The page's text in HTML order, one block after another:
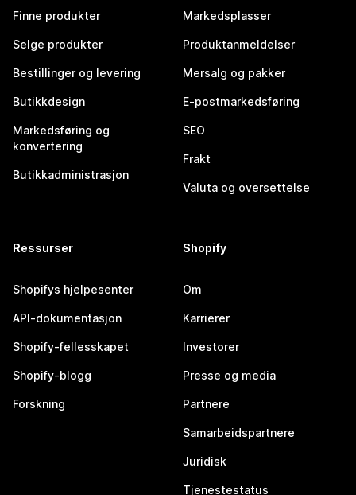
Finne produkter
Selge produkter
Bestillinger og levering
Butikkdesign
Markedsføring og
konvertering
Butikkadministrasjon
Markedsplasser
Produktanmeldelser
Mersalg og pakker
E-postmarkedsføring
SEO
Frakt
Valuta og oversettelse
Ressurser
Shopifys hjelpesenter
API-dokumentasjon
Shopify-fellesskapet
Shopify-blogg
Forskning
Shopify
Om
Karrierer
Investorer
Presse og media
Partnere
Samarbeidspartnere
Juridisk
Tjenestestatus